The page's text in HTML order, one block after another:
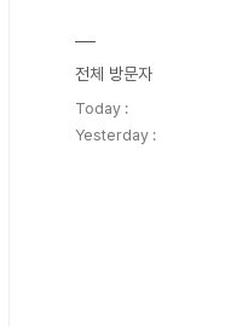
전체 방문자
Today :
Yesterday :